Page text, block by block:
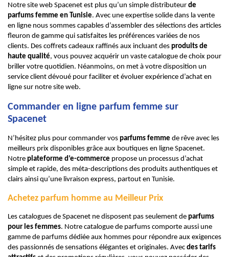
Notre site web Spacenet est plus qu’un simple distributeur de
parfums femme en Tunisie. Avec une expertise solide dans la vente
en ligne nous sommes capables d’assembler des sélections des articles
fleuron de gamme qui satisfaites les préférences variées de nos
clients. Des coffrets cadeaux raffinés aux incluant des produits de
haute qualité, vous pouvez acquérir un vaste catalogue de choix pour
briller votre quotidien. Néanmoins, on met à votre disposition un
service client dévoué pour faciliter et évoluer expérience d’achat en
ligne sur notre site web.
Commander en ligne parfum femme sur
Spacenet
N’hésitez plus pour commander vos parfums femme de rêve avec les
meilleurs prix disponibles grâce aux boutiques en ligne Spacenet.
Notre plateforme d’e-commerce propose un processus d’achat
simple et rapide, des méta-descriptions des produits authentiques et
clairs ainsi qu’une livraison express, partout en Tunisie.
Achetez parfum homme au Meilleur Prix
Les catalogues de Spacenet ne disposent pas seulement de parfums
pour les femmes. Notre catalogue de parfums comporte aussi une
gamme de parfums dédiée aux hommes pour répondre aux exigences
des passionnés de sensations élégantes et originales. Avec des tarifs